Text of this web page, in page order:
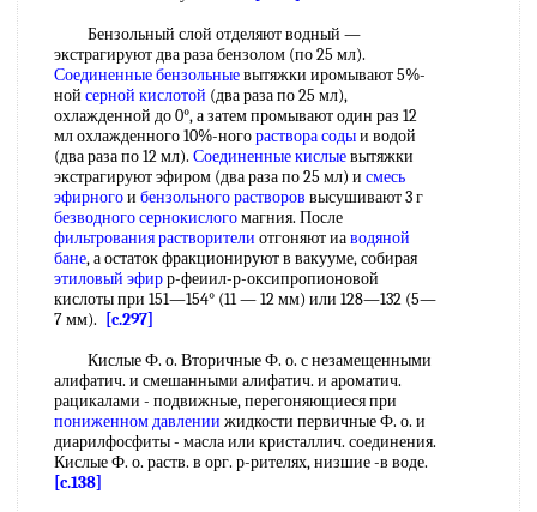
Бензольный слой отделяют водный —
экстрагируют два раза бензолом (по 25 мл).
Соединенные бензольныевытяжки иромывают 5%-
ной серной кислотой (два раза по 25 мл),
охлажденной до 0°, а затем промывают один раз 12
мл охлажденного 10%-ногораствора содыи водой
(два раза по 12 мл). Соединенные кислыевытяжки
экстрагируют эфиром (два раза по 25 мл) и смесь
эфирногои бензольного растворов высушивают 3 г
безводного сернокислогомагния. После
фильтрования растворители отгоняют иаводяной
бане, а остаток фракционируют в вакууме, собирая
этиловый эфирр-феиил-р-оксипропионовой
кислоты при 151—154° (11 — 12 мм) или 128—132 (5—
7 мм).
[c.297]
Кислые Ф. о. Вторичные Ф. о. с незамещенными
алифатич. и смешанными алифатич. и ароматич.
рацикалами - подвижные, перегоняющиеся при
пониженном давлении жидкости первичные Ф. о. и
диарилфосфиты - масла или кристаллич. соединения.
Кислые Ф. о. раств. в орг. р-рителях, низшие -в воде.
[c.138]